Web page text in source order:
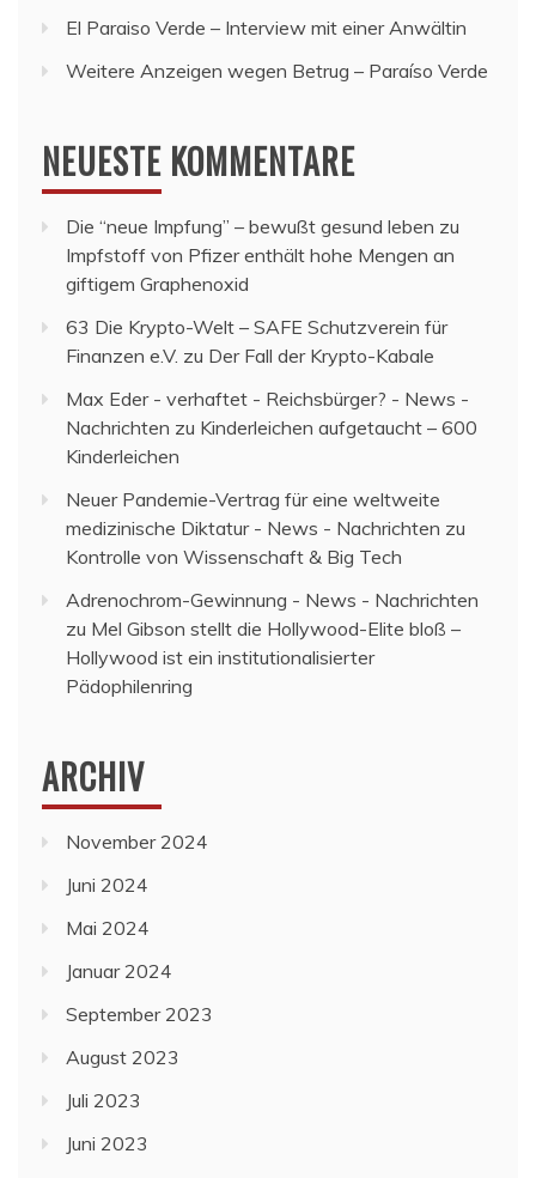
El Paraiso Verde – Interview mit einer Anwältin
Weitere Anzeigen wegen Betrug – Paraíso Verde
NEUESTE KOMMENTARE
Die “neue Impfung” – bewußt gesund leben zu
Impfstoff von Pfizer enthält hohe Mengen an
giftigem Graphenoxid
63 Die Krypto-Welt – SAFE Schutzverein für
Finanzen e.V. zu Der Fall der Krypto-Kabale
Max Eder - verhaftet - Reichsbürger? - News -
Nachrichten zu Kinderleichen aufgetaucht – 600
Kinderleichen
Neuer Pandemie-Vertrag für eine weltweite
medizinische Diktatur - News - Nachrichten zu
Kontrolle von Wissenschaft & Big Tech
Adrenochrom-Gewinnung - News - Nachrichten
zu Mel Gibson stellt die Hollywood-Elite bloß –
Hollywood ist ein institutionalisierter
Pädophilenring
ARCHIV
November 2024
Juni 2024
Mai 2024
Januar 2024
September 2023
August 2023
Juli 2023
Juni 2023